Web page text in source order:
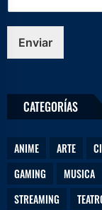
o
Enviar
CATEGORÍAS
ANIME ARTE
GAMING
MUSICA
STREAMING